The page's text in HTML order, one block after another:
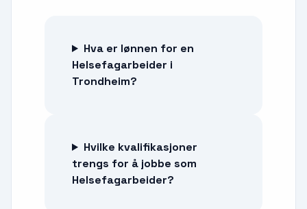
Hva er lønnen for en
Helsefagarbeider i
Trondheim?
Hvilke kvalifikasjoner
trengs for å jobbe som
Helsefagarbeider?